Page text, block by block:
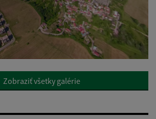
Zobraziť všetky galérie